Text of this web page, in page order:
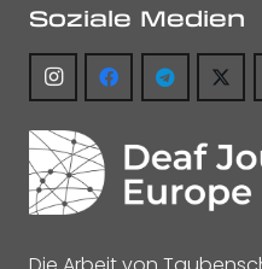
Soziale Medien